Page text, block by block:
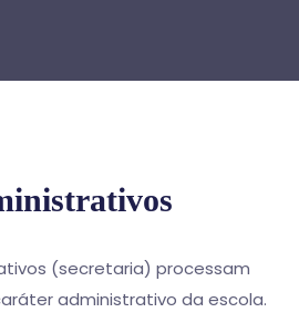
(secretaria) processam
administrativo da escola.